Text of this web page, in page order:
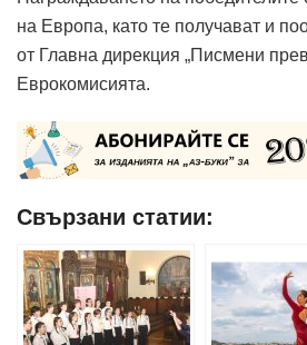
на Европа, като те получават и
от Главна дирекция „Писмени
Еврокомисията.
Свързани статии: